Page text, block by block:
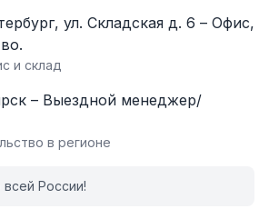
ул. Складская д. 6 – Офис,
и склад
– Выездной менеджер/
в регионе
России!